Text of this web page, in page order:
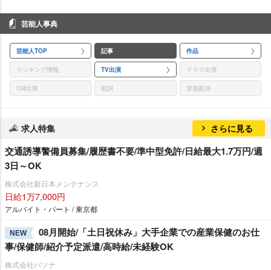
芸能人事典
芸能人TOP 記事 作品
ランキング情報 TV出演 ドラマ出演
CM出演 歌詞 音楽配信
求人特集 さらに見る
交通誘導警備員募集/履歴書不要/準中型免許/日給最大1.7万円/週
3日～OK
株式会社新日本メンテナンス
日給1万7,000円
アルバイト・パート / 東京都
NEW
08月開始/「土日祝休み」大手企業での産業保健のお仕
事/保健師/紹介予定派遣/高時給/未経験OK
株式会社パソナ